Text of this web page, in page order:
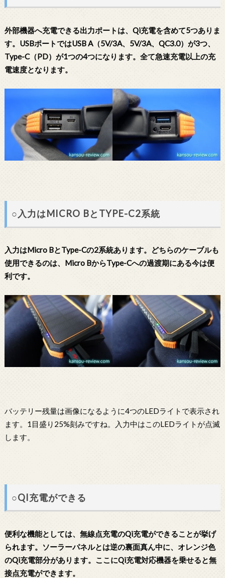
外部機器へ充電できる出力ポートは、Qi充電を含めて5つありま
す。USBポートではUSB A（5V/3A、5V/3A、QC3.0）が3つ、
Type-C（PD）が1つの4つになります。全て急速充電以上の充
電速度となります。
○入力はMICRO BとTYPE-C2系統
入力はMicro BとType-Cの2系統あります。どちらのケーブルも
使用できるのは、Micro BからType-Cへの過渡期にある今は便
利です。
バッテリー残量は画像になるように4つのLEDライトで表示され
ます。1目盛り25%刻みですね。入力中はこのLEDライトが点滅
します。
○QI充電ができる
便利な機能としては、無線点充電のQi充電ができることが挙げ
られます。ソーラーパネルとは逆の裏面真ん中に、オレンジ色
のQi充電部分があります。ここにQi充電対応機器を乗せると無
接点充電ができます。